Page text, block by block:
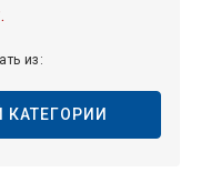
из:
КАТЕГОРИИ